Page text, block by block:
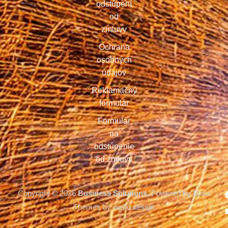
odstúpení
od
zmluvy
Ochrana
osobných
údajov
Reklamačný
formulár
Formulár
na
odstúpenie
od zmluvy
Copyright © 2026Business Solutions.Powered by Bosa
Themes by wepo design